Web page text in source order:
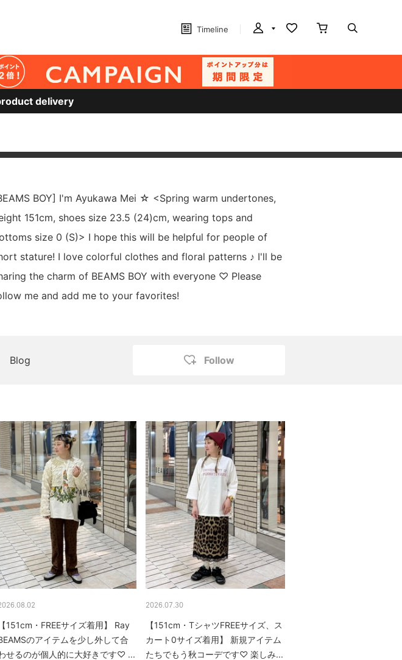
Timeline
delivery
BOY] I'm Ayukawa Mei ☆ <Spring warm undertones,
151cm, shoes size 23.5 (24)cm, wearing tops and
size 0 (S)> I hope this will be helpful for people of
stature! I love colorful clothes and floral patterns ♪ I'll be
the charm of BEAMS BOY with everyone ♡ Please
me and add me to your favorites!
Blog Follow
【151cm・FREEサイズ着用】 Ray
のアイテムを少し外して合
せるのが個人的に大好きです♡ ...
2026.07.30
【151cm・TシャツFREEサイズ、ス
カート0サイズ着用】 新規アイテム
たちでもう秋コーデです♡ 楽しみ...